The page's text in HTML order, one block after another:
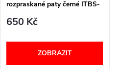
rozpraskané paty černé ITBS-
650 Kč
ZOBRAZIT